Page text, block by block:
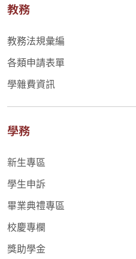
教務
教務法規彙編
各類申請表單
學雜費資訊
學務
新生專區
學生申訴
畢業典禮專區
校慶專欄
獎助學金